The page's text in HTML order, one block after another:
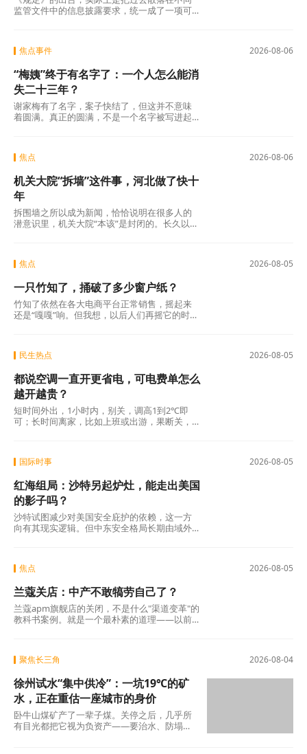
监管文件中的信息披露要求，统一成了一项可
获客、担保增信等领域的第三方合作机构统一
纳入。核心要求只有一条：所有放贷机构，必
须在你借钱之前，把全部费用列在一张表上，
算清年化综合成本，让你签字确认。 这张表，
业内称之为贷款“明白纸”。
2026-08-06
焦点事件
“梅姨”终于有名字了：一个人怎么能消
失二十三年？
谢家梅有了名字，案子快结了，但这并不意味
着圆满。真正的圆满，不是一个名字被写进起
过的。
2026-08-06
焦点
机关大院“拆墙”这件事，河北做了快十
年
拆围墙之所以成为新闻，恰恰说明在很多人的
潜意识里，机关大院“本该”是封闭的。长久以
局，本身就是一种无声的宣示。这里是“机关”，
是办公的地方，和普通人关系不大。
2026-08-05
焦点
一只竹知了，捅破了多少窗户纸？
竹知了依然在各大电商平台正常销售，摇起来
还是“嘎嘎”响。但我想，以后人们再摇它的时
面的人？
2026-08-05
民生热点
都说空调一直开更省电，可电费单怎么
越开越贵？
短时间外出，1小时内，别关，调高1到2℃即
可；长时间离家，比如上班或出游，果断关，
捷径。它需要我们理解设备的工作原理，理解
基本的物理规律，更重要的是，抵抗住“找一个
简单答案就撒手不管”的心理惯性。
2026-08-05
国际时事
红海组局：沙特另起炉灶，能走出美国
的影子吗？
沙特试图减少对美国安全庇护的依赖，这一方
向有其现实逻辑。但中东安全格局长期由域外
子，但远非终局。
2026-08-05
焦点
兰蔻关店：中产不敢犒劳自己了？
兰蔻apm旗舰店的关闭，不是什么"渠道变革"的
教科书案例。就是一个最朴素的道理——以前
2026-08-04
聚焦长三角
徐州试水“集中供冷”：一坑19℃的矿
水，正在重估一座城市的身价
卧牛山煤矿产了一辈子煤。关停之后，几乎所
有目光都把它视为负资产——要治水、防塌